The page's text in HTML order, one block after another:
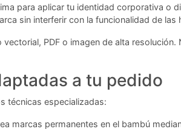
para aplicar tu identidad corporativa
sin interferir con la funcionalidad de las
PDF o imagen de alta
a tu pedido
técnicas especializadas:
marcas permanentes en el bambú